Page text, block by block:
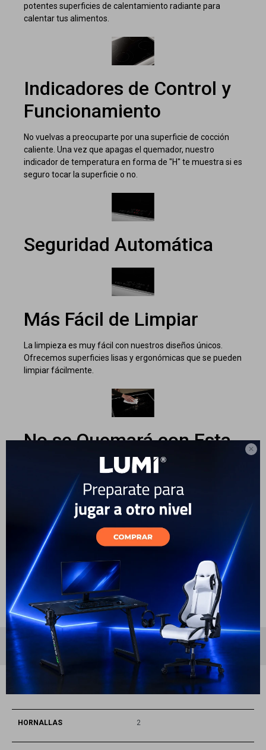

potentes superficies de calentamiento radiante para
calentar tus alimentos.
Indicadores de Control y
Funcionamiento
No vuelvas a preocuparte por una superficie de cocción
caliente. Una vez que apagas el quemador, nuestro
indicador de temperatura en forma de "H" te muestra si es
seguro tocar la superficie o no.
Seguridad Automática
Más Fácil de Limpiar
La limpieza es muy fácil con nuestros diseños únicos.
Ofrecemos superficies lisas y ergonómicas que se pueden
limpiar fácilmente.
No se Quemará con Esta
Con nuestros indicadores de control y función, nunca más
te quemarás con una superficie de cocción caliente. Es
sencillo: un indicador de temperatura te permite saber que
la superficie está caliente cuando aparece la letra "H".
Cuando desaparece, la superficie está fría al tacto. Ahora
la seguridad es tan fácil como el abecedario.
Especificaciones
HORNALLAS 2